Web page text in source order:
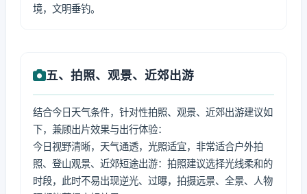
境，文明垂钓。
五、拍照、观景、近郊出游
结合今日天气条件，针对性拍照、观景、近郊出游建议如
下，兼顾出片效果与出行体验：
今日视野清晰，天气通透，光照适宜，非常适合户外拍
照、登山观景、近郊短途出游：拍照建议选择光线柔和的
时段，此时不易出现逆光、过曝，拍摄远景、全景、人物